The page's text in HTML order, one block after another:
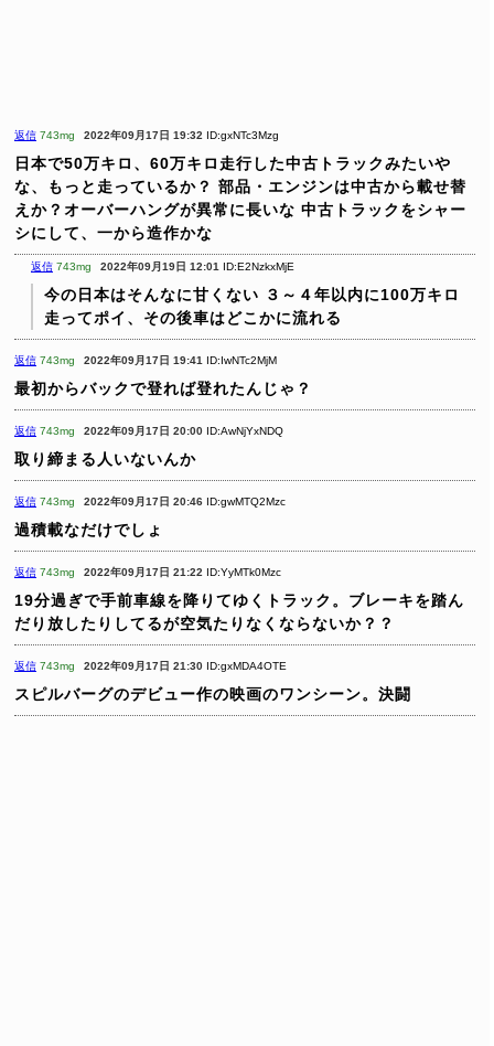
返信 743mg 2022年09月17日 19:32 ID:gxNTc3Mzg
日本で50万キロ、60万キロ走行した中古トラックみたいや
な、もっと走っているか？ 部品・エンジンは中古から載せ替
えか？オーバーハングが異常に長いな 中古トラックをシャー
シにして、一から造作かな
返信 743mg 2022年09月19日 12:01 ID:E2NzkxMjE
今の日本はそんなに甘くない ３～４年以内に100万キロ
走ってポイ、その後車はどこかに流れる
返信 743mg 2022年09月17日 19:41 ID:IwNTc2MjM
最初からバックで登れば登れたんじゃ？
返信 743mg 2022年09月17日 20:00 ID:AwNjYxNDQ
取り締まる人いないんか
返信 743mg 2022年09月17日 20:46 ID:gwMTQ2Mzc
過積載なだけでしょ
返信 743mg 2022年09月17日 21:22 ID:YyMTk0Mzc
19分過ぎで手前車線を降りてゆくトラック。ブレーキを踏ん
だり放したりしてるが空気たりなくならないか？？
返信 743mg 2022年09月17日 21:30 ID:gxMDA4OTE
スピルバーグのデビュー作の映画のワンシーン。決闘